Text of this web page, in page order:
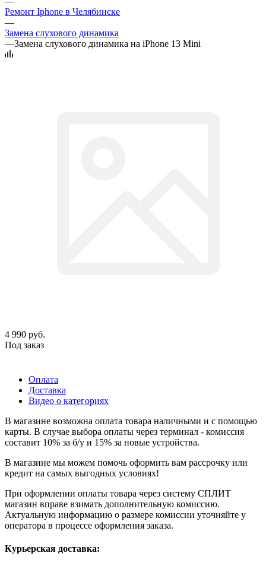
Ремонт Iphone в Челябинске
—
Замена слухового динамика
—Замена слухового динамика на iPhone 13 Mini
4 990 руб.
Под заказ
Оплата
Доставка
Видео о категориях
В магазине возможна оплата товара наличными и с помощью
карты. В случае выбора оплаты через терминал - комиссия
составит 10% за б/у и 15% за новые устройства.
В магазине мы можем помочь оформить вам рассрочку или
кредит на самых выгодных условиях!
При оформлении оплаты товара через систему СПЛИТ
магазин вправе взимать дополнительную комиссию.
Актуальную информацию о размере комиссии уточняйте у
оператора в процессе оформления заказа.
Курьерская доставка: